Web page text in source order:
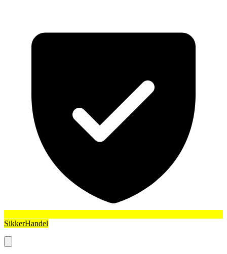
SikkerHandel